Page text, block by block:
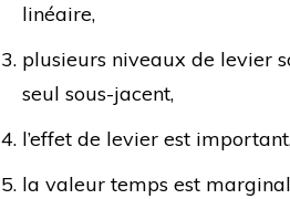
linéaire,
plusieurs niveaux de levier
seul sous-jacent,
l’effet de levier est
la valeur temps est